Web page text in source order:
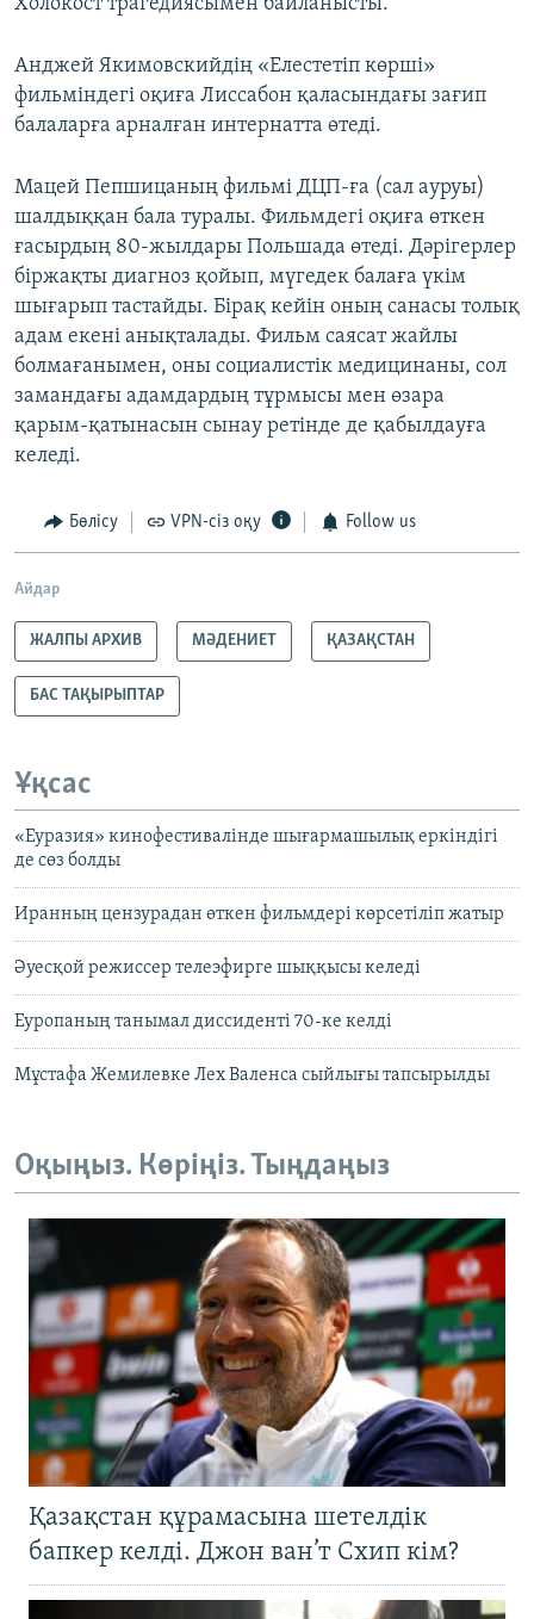
Холокост трагедиясымен байланысты.
Анджей Якимовскийдің «Елестетіп көрші»
фильміндегі оқиға Лиссабон қаласындағы зағип
балаларға арналған интернатта өтеді.
Мацей Пепшицаның фильмі ДЦП-ға (сал ауруы)
шалдыққан бала туралы. Фильмдегі оқиға өткен
ғасырдың 80-жылдары Польшада өтеді. Дәрігерлер
біржақты диагноз қойып, мүгедек балаға үкім
шығарып тастайды. Бірақ кейін оның санасы толық
адам екені анықталады. Фильм саясат жайлы
болмағанымен, оны социалистік медицинаны, сол
замандағы адамдардың тұрмысы мен өзара
қарым-қатынасын сынау ретінде де қабылдауға
келеді.
Бөлісу VPN-сіз оқу Follow us
Айдар
ЖАЛПЫ АРХИВ МӘДЕНИЕТ ҚАЗАҚСТАН
БАС ТАҚЫРЫПТАР
Ұқсас
«Еуразия» кинофестивалінде шығармашылық еркіндігі
де сөз болды
Иранның цензурадан өткен фильмдері көрсетіліп жатыр
Әуесқой режиссер телеэфирге шыққысы келеді
Еуропаның танымал диссиденті 70-ке келді
Мұстафа Жемилевке Лех Валенса сыйлығы тапсырылды
Оқыңыз. Көріңіз. Тыңдаңыз
Қазақстан құрамасына шетелдік
бапкер келді. Джон ван’т Схип кім?